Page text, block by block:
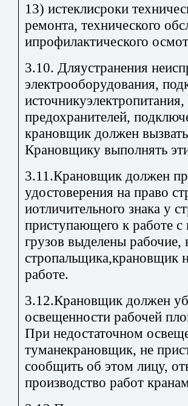
13) истеклисроки
ремонта, технического
ипрофилактического
3.10. Дляустранения
электрооборудования,
предохранителей,
крановщик должен
Крановщику выполнять
3.11.Крановщик должен
удостоверения на право
иотличительного знака у
приступающего к работе
грузов выделены
стропальщика,крановщик
работе.
3.12.Крановщик должен
освещенности рабочей
При недостаточном
туманекрановщик, не
сообщить об этом лицу,
производство работ